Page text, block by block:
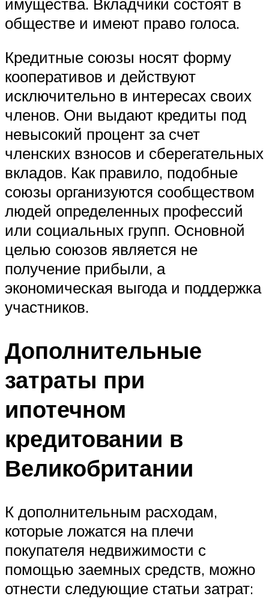
обществе и имеют право голоса.
Кредитные союзы носят форму
кооперативов и действуют
исключительно в интересах своих
членов. Они выдают кредиты под
невысокий процент за счет
членских взносов и сберегательных
вкладов. Как правило, подобные
союзы организуются сообществом
людей определенных профессий
или социальных групп. Основной
целью союзов является не
получение прибыли, а
экономическая выгода и поддержка
участников.
Дополнительные
затраты при
ипотечном
кредитовании в
Великобритании
К дополнительным расходам,
которые ложатся на плечи
покупателя недвижимости с
помощью заемных средств, можно
отнести следующие статьи затрат: